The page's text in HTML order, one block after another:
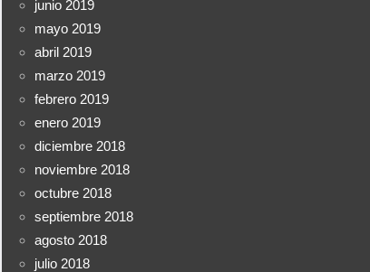
junio 2019
mayo 2019
abril 2019
marzo 2019
febrero 2019
enero 2019
diciembre 2018
noviembre 2018
octubre 2018
septiembre 2018
agosto 2018
julio 2018